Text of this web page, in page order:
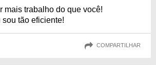
mais trabalho do que você!
tão eficiente!
COMPARTILHAR